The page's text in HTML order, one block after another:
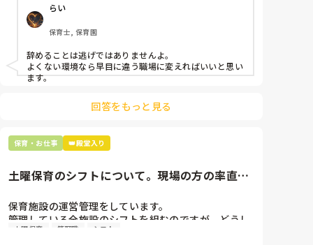
仕方ないよね
もう何も言わずに
子どもの言いなりになればいいんだね
などいう意見で…
上の先生に相談することは難しそうです。
正直苦しい。
辞めることは逃げ、と、過去辞めた人も何年も言われ
続けています
らい
保育士, 保育園
辞めることは逃げではありませんよ。
よくない環境なら早目に違う職場に変えればいいと思い
ます。
回答をもっと見る
保育・お仕事 👑殿堂入り
土曜保育のシフトについて。現場の方の率直な
保育施設の運営管理をしています。
管理している全施設のシフトを組むのですが、どうし
ても土曜保育だけは入れる方が少なく、いつも苦労し
土曜保育 管理職 シフト